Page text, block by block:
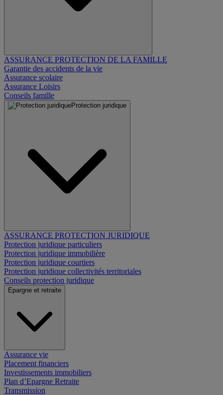
ASSURANCE PROTECTION DE LA FAMILLE
Garantie des accidents de la vie
Assurance scolaire
Assurance Loisirs
Conseils famille
Protection juridique
ASSURANCE PROTECTION JURIDIQUE
Protection juridique particuliers
Protection juridique immobilière
Protection juridique courtiers
Protection juridique collectivités territoriales
Conseils protection juridique
Epargne et retraite
Assurance vie
Placement financiers
Investissements immobiliers
Plan d’Epargne Retraite
Transmission